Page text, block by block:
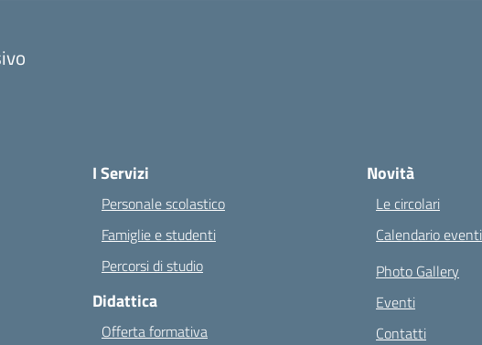
I Servizi
Personale scolastico
Famiglie e studenti
Percorsi di studio
Didattica
Offerta formativa
Novità
Le circolari
Calendario eventi
Photo Gallery
Eventi
Contatti